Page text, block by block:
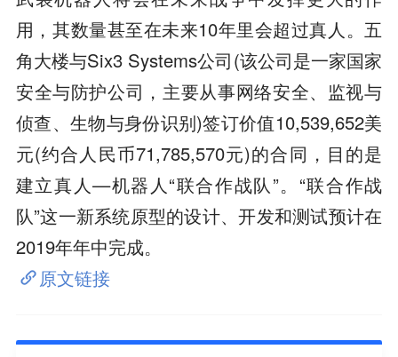
用，其数量甚至在未来10年里会超过真人。五
角大楼与Six3 Systems公司(该公司是一家国家
安全与防护公司，主要从事网络安全、监视与
侦查、生物与身份识别)签订价值10,539,652美
元(约合人民币71,785,570元)的合同，目的是
建立真人—机器人“联合作战队”。“联合作战
队”这一新系统原型的设计、开发和测试预计在
2019年年中完成。
原文链接